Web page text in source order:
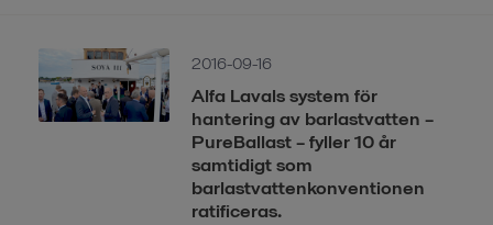
2016-09-16
Alfa Lavals system för
hantering av barlastvatten –
PureBallast – fyller 10 år
samtidigt som
barlastvattenkonventionen
ratificeras.